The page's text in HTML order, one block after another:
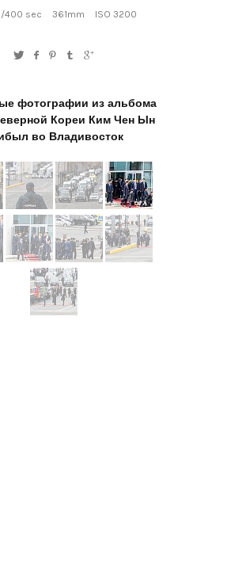
400 sec 361mm ISO 3200
фотографии из альбома
Кореи Ким Чен Ын
во Владивосток